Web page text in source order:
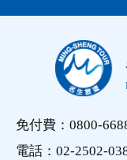
免付費：0800-
電話：02-2502-